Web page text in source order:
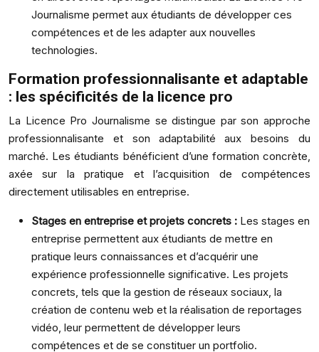
Journalisme permet aux étudiants de développer ces
compétences et de les adapter aux nouvelles
technologies.
Formation professionnalisante et adaptable
: les spécificités de la licence pro
La Licence Pro Journalisme se distingue par son approche
professionnalisante et son adaptabilité aux besoins du
marché. Les étudiants bénéficient d’une formation concrète,
axée sur la pratique et l’acquisition de compétences
directement utilisables en entreprise.
Stages en entreprise et projets concrets : Les stages en
entreprise permettent aux étudiants de mettre en
pratique leurs connaissances et d’acquérir une
expérience professionnelle significative. Les projets
concrets, tels que la gestion de réseaux sociaux, la
création de contenu web et la réalisation de reportages
vidéo, leur permettent de développer leurs
compétences et de se constituer un portfolio.